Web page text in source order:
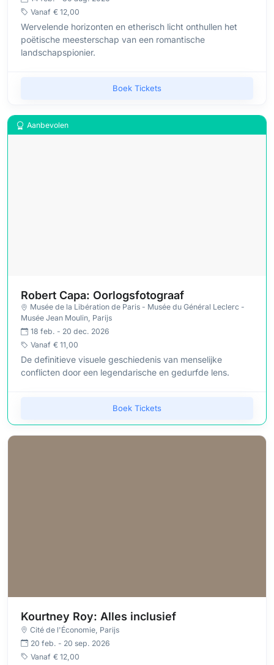
Vanaf € 12,00
Wervelende horizonten en etherisch licht onthullen het
poëtische meesterschap van een romantische
landschapspionier.
Boek Tickets
Aanbevolen
Robert Capa: Oorlogsfotograaf
Musée de la Libération de Paris - Musée du Général Leclerc -
Musée Jean Moulin, Parijs
18 feb. - 20 dec. 2026
Vanaf € 11,00
De definitieve visuele geschiedenis van menselijke
conflicten door een legendarische en gedurfde lens.
Boek Tickets
Kourtney Roy: Alles inclusief
Cité de l'Économie, Parijs
20 feb. - 20 sep. 2026
Vanaf € 12,00